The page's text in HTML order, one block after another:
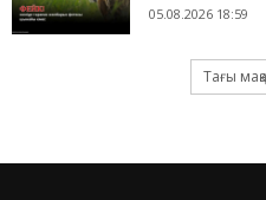
05.08.2026 18:59
Тағы